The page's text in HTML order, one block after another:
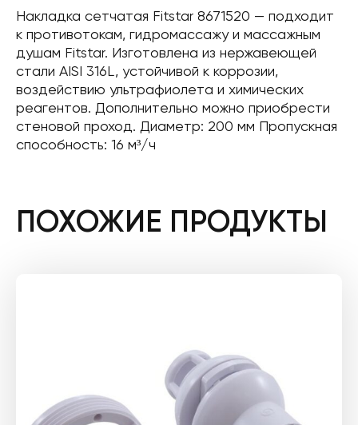
Накладка сетчатая Fitstar 8671520 — подходит
к противотокам, гидромассажу и массажным
душам Fitstar. Изготовлена ​​из нержавеющей
стали AISI 316L, устойчивой к коррозии,
воздействию ультрафиолета и химических
реагентов. Дополнительно можно приобрести
стеновой проход. Диаметр: 200 мм Пропускная
способность: 16 м³/ч
ПОХОЖИЕ ПРОДУКТЫ